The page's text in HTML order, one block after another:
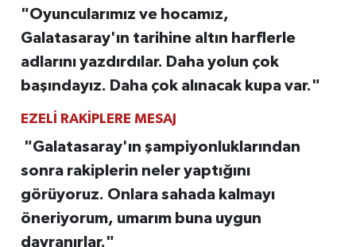
"Oyuncularımız ve hocamız,
Galatasaray'ın tarihine altın harflerle
adlarını yazdırdılar. Daha yolun çok
başındayız. Daha çok alınacak kupa var."
EZELİ RAKİPLERE MESAJ
"Galatasaray'ın şampiyonluklarından
sonra rakiplerin neler yaptığını
görüyoruz. Onlara sahada kalmayı
öneriyorum, umarım buna uygun
davranırlar."